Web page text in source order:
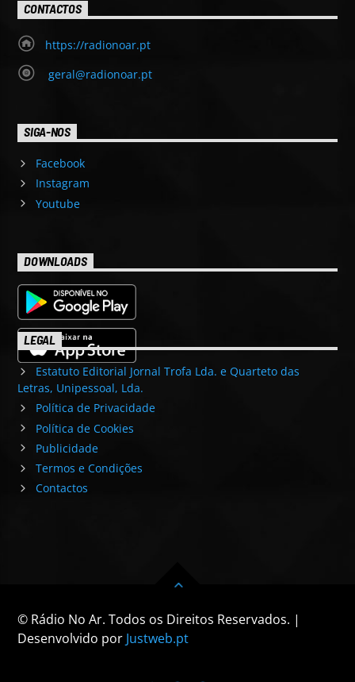
CONTACTOS
https://radionoar.pt
geral@radionoar.pt
SIGA-NOS
Facebook
Instagram
Youtube
DOWNLOADS
LEGAL
Estatuto Editorial Jornal Trofa Lda. e Quarteto das
Letras, Unipessoal, Lda.
Política de Privacidade
Política de Cookies
Publicidade
Termos e Condições
Contactos
© Rádio No Ar. Todos os Direitos Reservados. |
Desenvolvido por Justweb.pt